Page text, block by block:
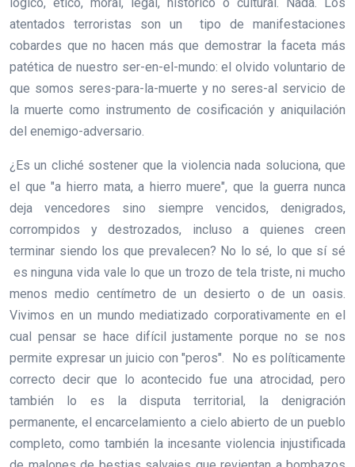
atentados terroristas son un tipo de manifestaciones
cobardes que no hacen más que demostrar la faceta más
patética de nuestro ser-en-el-mundo: el olvido voluntario de
que somos seres-para-la-muerte y no seres-al servicio de
la muerte como instrumento de cosificación y aniquilación
del enemigo-adversario.
¿Es un cliché sostener que la violencia nada soluciona, que
el que "a hierro mata, a hierro muere", que la guerra nunca
deja vencedores sino siempre vencidos, denigrados,
corrompidos y destrozados, incluso a quienes creen
terminar siendo los que prevalecen? No lo sé, lo que sí sé
es ninguna vida vale lo que un trozo de tela triste, ni mucho
menos medio centímetro de un desierto o de un oasis.
Vivimos en un mundo mediatizado corporativamente en el
cual pensar se hace difícil justamente porque no se nos
permite expresar un juicio con "peros". No es políticamente
correcto decir que lo acontecido fue una atrocidad, pero
también lo es la disputa territorial, la denigración
permanente, el encarcelamiento a cielo abierto de un pueblo
completo, como también la incesante violencia injustificada